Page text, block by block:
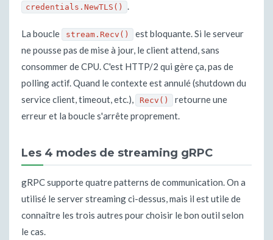
credentials.NewTLS() .
La boucle stream.Recv()
est bloquante. Si le serveur
ne pousse pas de mise à jour, le client attend, sans
consommer de CPU. C'est HTTP/2 qui gère ça, pas de
polling actif. Quand le contexte est annulé (shutdown du
service client, timeout, etc.),
Recv()
retourne une
erreur et la boucle s'arrête proprement.
Les 4 modes de streaming gRPC
gRPC supporte quatre patterns de communication. On a
utilisé le server streaming ci-dessus, mais il est utile de
connaître les trois autres pour choisir le bon outil selon
le cas.